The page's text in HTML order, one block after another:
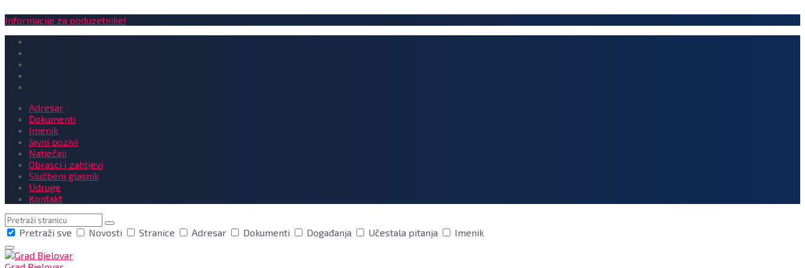
Informacije za poduzetnike!
Adresar
Dokumenti
Imenik
Javni pozivi
Natječaji
Obrasci i zahtjevi
Službeni glasnik
Udruge
Kontakt
Pretraga
Pretraži sve
Novosti Stranice Adresar Dokumenti Događanja Učestala pitanja Imenik